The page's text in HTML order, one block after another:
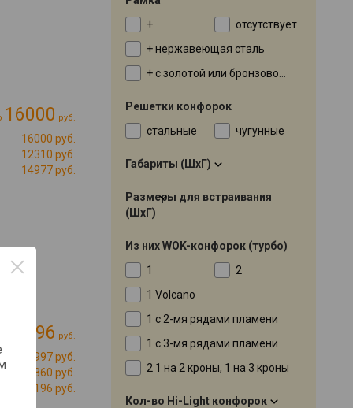
16000 руб.
16000 руб.
12310 руб.
14977 руб.
20196 руб.
14997 руб.
18860 руб.
20196 руб.
+
отсутствует
+ нержавеющая сталь
+ с золотой или бронзовой окантовкой
Решетки конфорок
стальные
чугунные
Габариты (ШхГ)
Размеры для встраивания
(ШхГ)
Из них WOK-конфорок (турбо)
1
2
1 Volcano
1 с 2-мя рядами пламени
1 с 3-мя рядами пламени
2 1 на 2 кроны, 1 на 3 кроны
Кол-во Hi-Light конфорок